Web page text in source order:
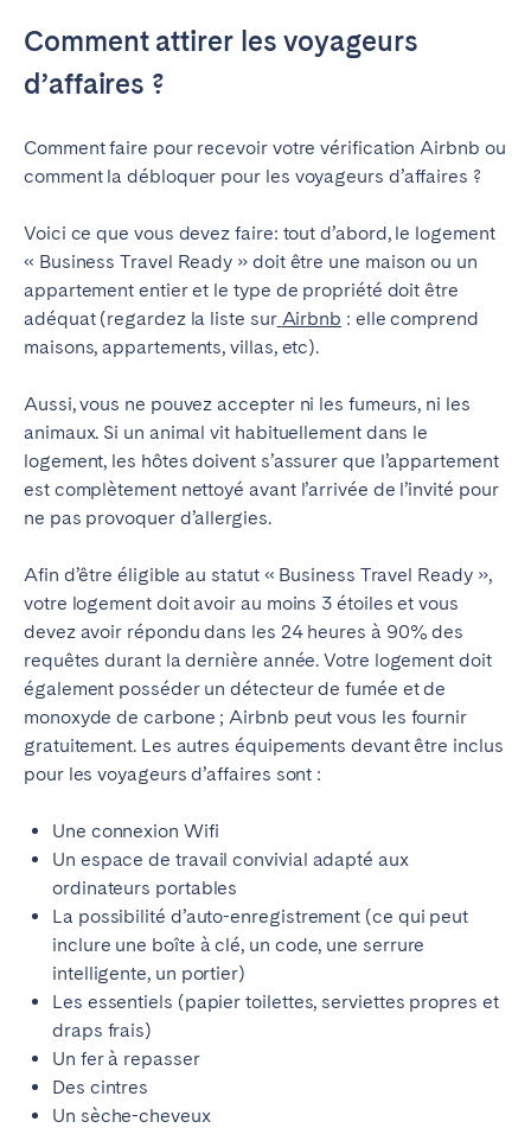
Comment attirer les voyageurs
d’affaires ?
Comment faire pour recevoir votre vérification Airbnb ou
comment la débloquer pour les voyageurs d’affaires ?
Voici ce que vous devez faire: tout d’abord, le logement
« Business Travel Ready » doit être une maison ou un
appartement entier et le type de propriété doit être
adéquat (regardez la liste sur Airbnb : elle comprend
maisons, appartements, villas, etc).
Aussi, vous ne pouvez accepter ni les fumeurs, ni les
animaux. Si un animal vit habituellement dans le
logement, les hôtes doivent s’assurer que l’appartement
est complètement nettoyé avant l’arrivée de l’invité pour
ne pas provoquer d’allergies.
Afin d’être éligible au statut « Business Travel Ready »,
votre logement doit avoir au moins 3 étoiles et vous
devez avoir répondu dans les 24 heures à 90% des
requêtesdurant la dernière année. Votre logement doit
également posséder un détecteur de fumée et de
monoxyde de carbone ; Airbnb peut vous les fournir
gratuitement. Les autres équipements devant être inclus
pour les voyageurs d’affaires sont :
Une connexion Wifi
Un espace de travail convivial adapté aux
ordinateurs portables
La possibilité d’auto-enregistrement (ce qui peut
inclure une boîte à clé, un code, une serrure
intelligente, un portier)
Les essentiels (papier toilettes, serviettes propres et
draps frais)
Un fer à repasser
Des cintres
Un sèche-cheveux